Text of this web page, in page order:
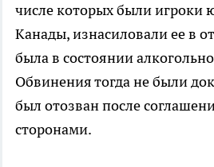
числе которых были игроки
Канады, изнасиловали ее в
была в состоянии
Обвинения тогда не были
был отозван после
сторонами.